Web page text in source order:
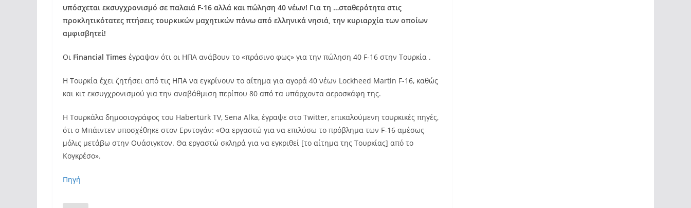
υπόσχεται εκσυγχρονισμό σε παλαιά F-16 αλλά και πώληση 40 νέων! Για τη …σταθερότητα στις
προκλητικότατες πτήσεις τουρκικών μαχητικών πάνω από ελληνικά νησιά, την κυριαρχία των οποίων
αμφισβητεί!
Οι Financial Times έγραψαν ότι οι ΗΠΑ ανάβουν το «πράσινο φως» για την πώληση 40 F-16 στην Τουρκία .
Η Τουρκία έχει ζητήσει από τις ΗΠΑ να εγκρίνουν το αίτημα για αγορά 40 νέων Lockheed Martin F-16, καθώς
και κιτ εκσυγχρονισμού για την αναβάθμιση περίπου 80 από τα υπάρχοντα αεροσκάφη της.
Η Τουρκάλα δημοσιογράφος του Habertürk TV, Sena Alka, έγραψε στο Twitter, επικαλούμενη τουρκικές πηγές,
ότι ο Μπάιντεν υποσχέθηκε στον Ερντογάν: «Θα εργαστώ για να επιλύσω το πρόβλημα των F-16 αμέσως
μόλις μετάβω στην Ουάσιγκτον. Θα εργαστώ σκληρά για να εγκριθεί [το αίτημα της Τουρκίας] από το
Κογκρέσο».
Πηγή